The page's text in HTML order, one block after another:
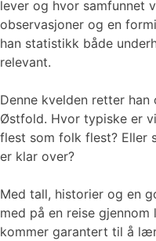
lever og hvor samfunnet
observasjoner og en
han statistikk både
relevant.
Denne kvelden retter
Østfold. Hvor typiske er
flest som folk flest? Eller
er klar over?
Med tall, historier og en
med på en reise
kommer garantert til å